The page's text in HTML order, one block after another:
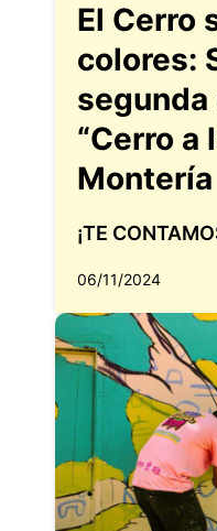
El Cerro
colores:
“Cerro a
Montería
¡TE
06/11/2024